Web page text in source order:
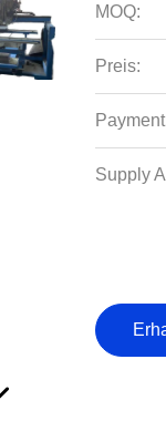
MOQ:
Preis:
Supply